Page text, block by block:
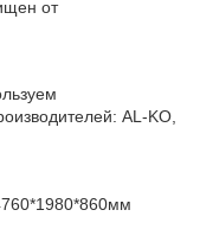
от
AL-KO,